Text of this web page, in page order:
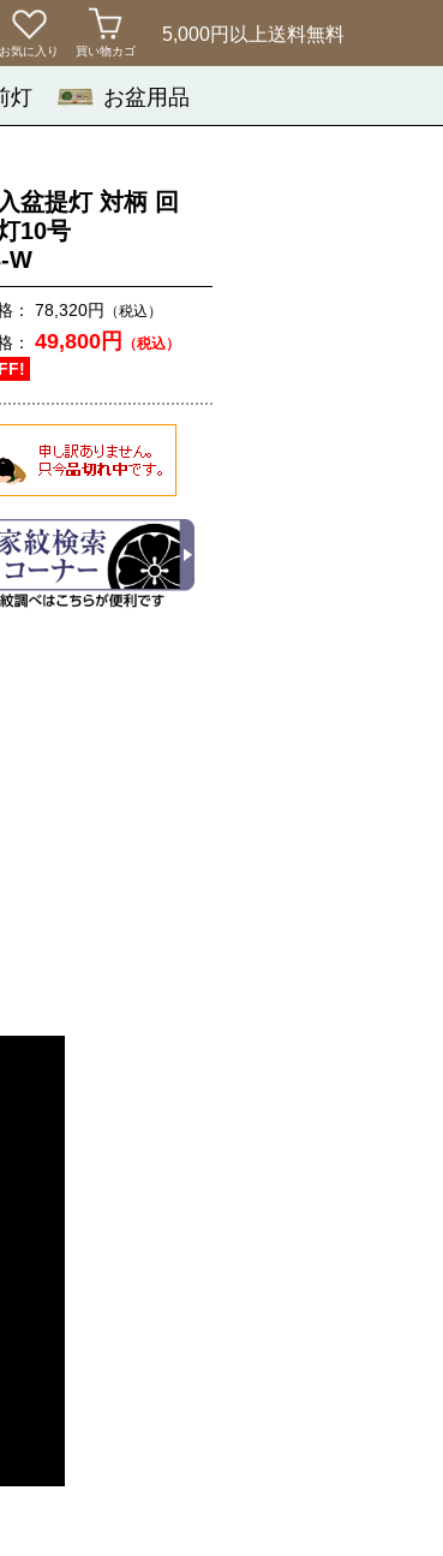
5,000円以上送料無料
お気に入り 買い物カゴ
灯 お盆用品
盆提灯 対柄 回
10号
W
： 78,320円 （税込）
： 49,800円 （税込）